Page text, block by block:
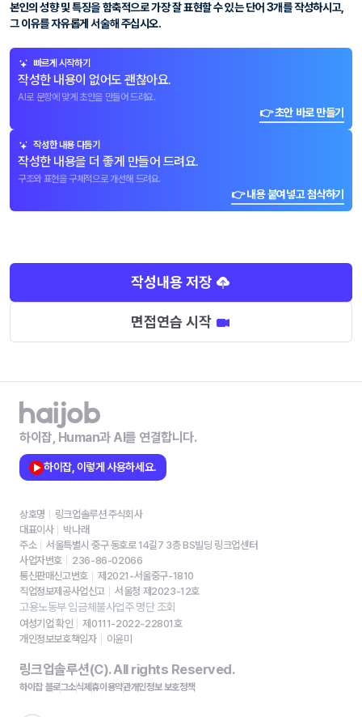
본인의 성향 및 특징을 함축적으로 가장 잘 표현할 수 있는 단어 3개를 작성하시고,
그 이유를 자유롭게 서술해 주십시오.
빠르게 시작하기
작성한 내용이 없어도 괜찮아요.
AI로 문항에 맞게 초안을 만들어 드려요.
👉 초안 바로 만들기
작성한 내용 다듬기
작성한 내용을 더 좋게 만들어 드려요.
구조와 표현을 구체적으로 개선해 드려요.
👉 내용 붙여넣고 첨삭하기
작성내용 저장
면접연습 시작
하이잡, Human과 AI를 연결합니다.
하이잡, 이렇게 사용하세요.
상호명
링크업솔루션 주식회사
대표이사
박나래
주소
서울특별시 중구 동호로 14길7 3층 BS빌딩 링크업센터
사업자번호
236-86-02066
통신판매신고번호
제2021-서울중구-1810
직업정보제공사업신고
서울청 제2023-12호
고용노동부 임금체불사업주 명단 조회
여성기업 확인
제0111-2022-22801호
개인정보보호책임자
이윤미
링크업솔루션(C). All rights Reserved.
하이잡 블로그소식제휴이용약관개인정보 보호정책